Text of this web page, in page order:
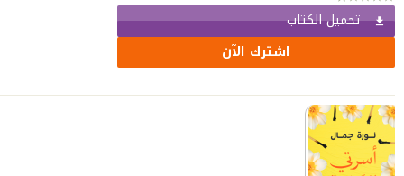
تحميل الكتاب
اشترك الآن